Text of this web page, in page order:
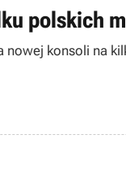
polskich
konsoli na